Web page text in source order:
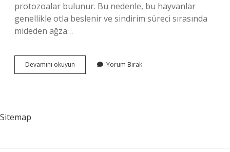
protozoalar bulunur. Bu nedenle, bu hayvanlar
genellikle otla beslenir ve sindirim süreci sırasında
mideden ağza…
Devamını okuyun
Getirmenin
Yorum Bırak
Sitemap